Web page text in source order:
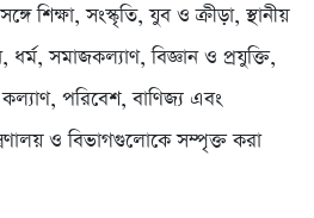
শিক্ষা, সংস্কৃতি, যুব ও ক্রীড়া, স্থানীয়
ধর্ম, সমাজকল্যাণ, বিজ্ঞান ও প্রযুক্তি,
পরিবেশ, বাণিজ্য এবং
ও বিভাগগুলোকে সম্পৃক্ত করা